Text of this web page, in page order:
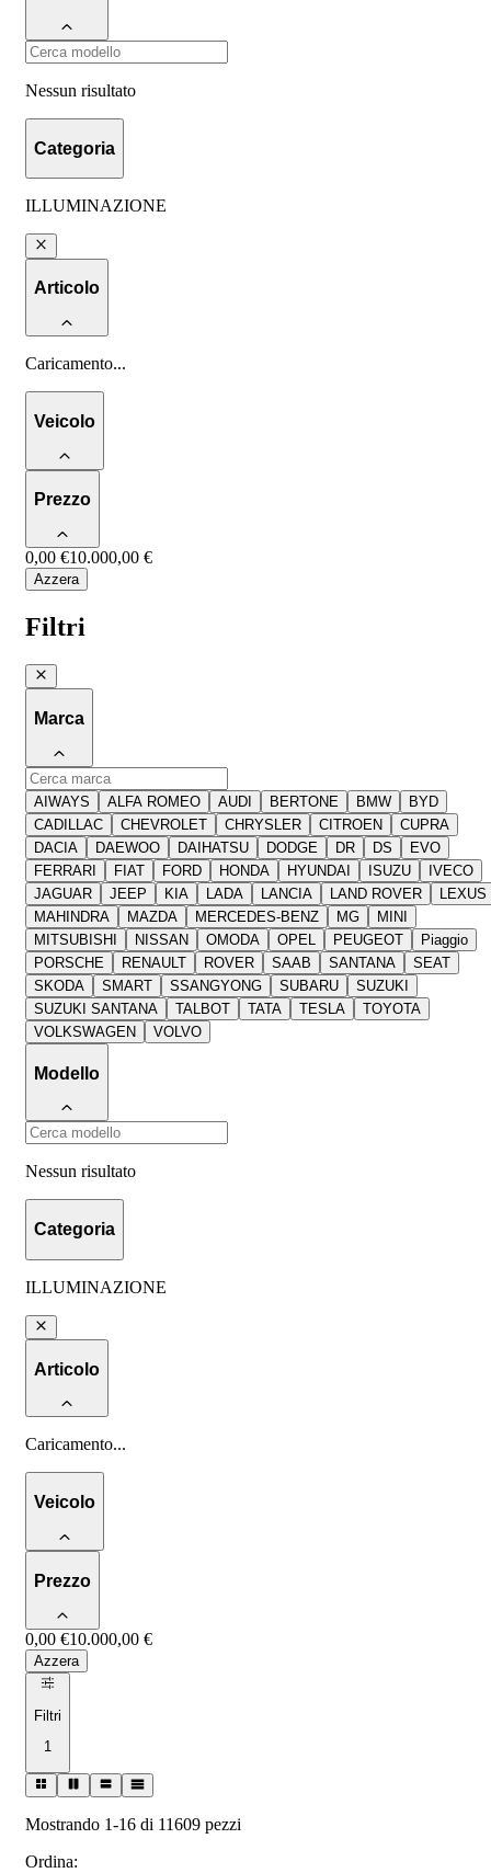
Nessun risultato
Categoria
ILLUMINAZIONE
Articolo
Caricamento...
Veicolo
Prezzo
0,00 €10.000,00 €
Azzera
Filtri
Marca
AIWAYS ALFA ROMEO AUDI BERTONE BMW
BYD
CADILLAC
CHEVROLET CHRYSLER CITROEN
CUPRA
DACIA
DAEWOO DAIHATSU DODGE DR DS
EVO
FERRARI
FIAT FORD HONDA HYUNDAI ISUZU
IVECO
JAGUAR
JEEP KIA LADA LANCIA LAND ROVER
LEXUS
MAHINDRA
MAZDA MERCEDES-BENZ MG
MINI
MITSUBISHI
NISSAN OMODA OPEL PEUGEOT
Piaggio
PORSCHE
RENAULT ROVER SAAB SANTANA
SEAT
SKODA
SMART SSANGYONG SUBARU
SUZUKI
SUZUKI SANTANA
TALBOT TATA TESLA
TOYOTA
VOLKSWAGEN
VOLVO
Modello
Nessun risultato
Categoria
ILLUMINAZIONE
Articolo
Caricamento...
Veicolo
Prezzo
0,00 €10.000,00 €
Azzera
Filtri
1
Mostrando 1-16 di 11609 pezzi
Ordina: